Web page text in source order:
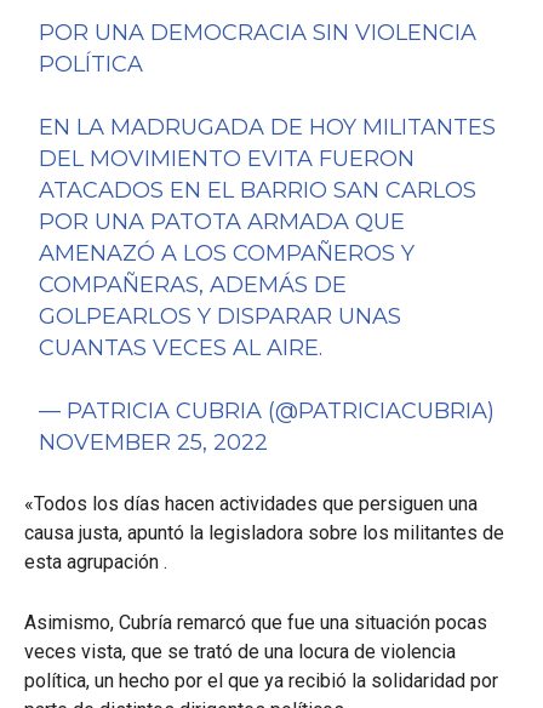
POR UNA DEMOCRACIA SIN VIOLENCIA
POLÍTICA
EN LA MADRUGADA DE HOY MILITANTES
DEL MOVIMIENTO EVITA FUERON
ATACADOS EN EL BARRIO SAN CARLOS
POR UNA PATOTA ARMADA QUE
AMENAZÓ A LOS COMPAÑEROS Y
COMPAÑERAS, ADEMÁS DE
GOLPEARLOS Y DISPARAR UNAS
CUANTAS VECES AL AIRE.
— PATRICIA CUBRIA (@PATRICIACUBRIA)
NOVEMBER 25, 2022
«Todos los días hacen actividades que persiguen una
causa justa, apuntó la legisladora sobre los militantes de
esta agrupación .
Asimismo, Cubría remarcó que fue una situación pocas
veces vista, que se trató de una locura de violencia
política, un hecho por el que ya recibió la solidaridad por